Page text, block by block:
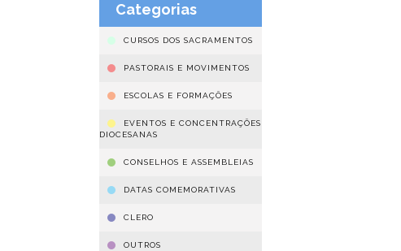
Categorias
CURSOS DOS SACRAMENTOS
PASTORAIS E MOVIMENTOS
ESCOLAS E FORMAÇÕES
EVENTOS E CONCENTRAÇÕES
DIOCESANAS
CONSELHOS E ASSEMBLEIAS
DATAS COMEMORATIVAS
CLERO
OUTROS